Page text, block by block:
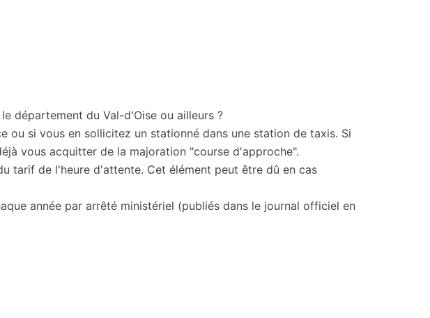
le département du Val-d'Oise ou ailleurs ?
si vous en sollicitez un stationné dans une station de taxis. Si
vous acquitter de la majoration "course d'approche".
tarif de l'heure d'attente. Cet élément peut être dû en cas
année par arrêté ministériel (publiés dans le journal officiel en